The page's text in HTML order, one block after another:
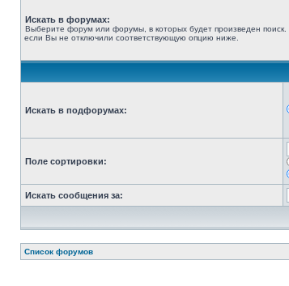
Искать в форумах:
Выберите форум или форумы, в которых будет произведен поиск.
если Вы не отключили соответствующую опцию ниже.
Искать в подфорумах:
Поле сортировки:
Искать сообщения за:
Список форумов